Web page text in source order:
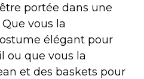
portée dans une
vous la
élégant pour
ou que vous la
et des baskets pour